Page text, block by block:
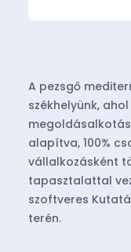
A pezsgő
székhelyünk,
alapítva, 100%
vállalkozásként
tapasztalattal
szoftveres
terén.